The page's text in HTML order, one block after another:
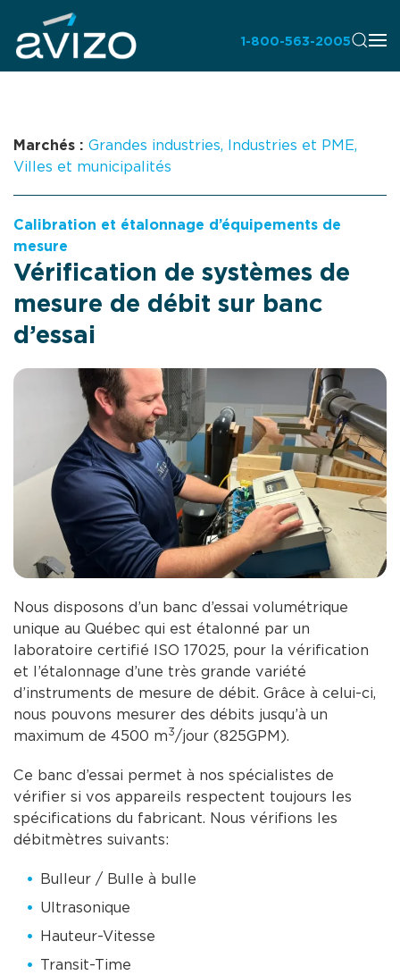
1-800-563-2005
Marchés : Grandes industries, Industries et PME,
Villes et municipalités
Calibration et étalonnage d’équipements de
mesure
Vérification de systèmes de
mesure de débit sur banc
d’essai
Nous disposons d’un banc d’essai volumétrique
unique au Québec qui est étalonné par un
laboratoire certifié ISO 17025, pour la vérification
et l’étalonnage d’une très grande variété
d’instruments de mesure de débit. Grâce à celui-ci,
nous pouvons mesurer des débits jusqu’à un
maximum de 4500 m3/jour (825GPM).
Ce banc d’essai permet à nos spécialistes de
vérifier si vos appareils respectent toujours les
spécifications du fabricant. Nous vérifions les
débitmètres suivants:
Bulleur / Bulle à bulle
Ultrasonique
Hauteur-Vitesse
Transit-Time